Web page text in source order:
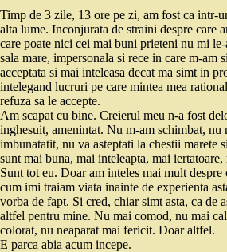
Timp de 3 zile, 13 ore pe zi, am fost ca intr-
alta lume. Inconjurata de straini despre care
care poate nici cei mai buni prieteni nu mi
sala mare, impersonala si rece in care m-am
acceptata si mai inteleasa decat ma simt in
intelegand lucruri pe care mintea mea
refuza sa le accepte.
Am scapat cu bine. Creierul meu n-a fost
inghesuit, amenintat. Nu m-am schimbat, nu
imbunatatit, nu va asteptati la chestii marete
sunt mai buna, mai inteleapta, mai iertatoare,
Sunt tot eu. Doar am inteles mai mult despre
cum imi traiam viata inainte de experienta
vorba de fapt. Si cred, chiar simt asta, ca de
altfel pentru mine. Nu mai comod, nu mai
colorat, nu neaparat mai fericit. Doar altfel.
E parca abia acum incepe.